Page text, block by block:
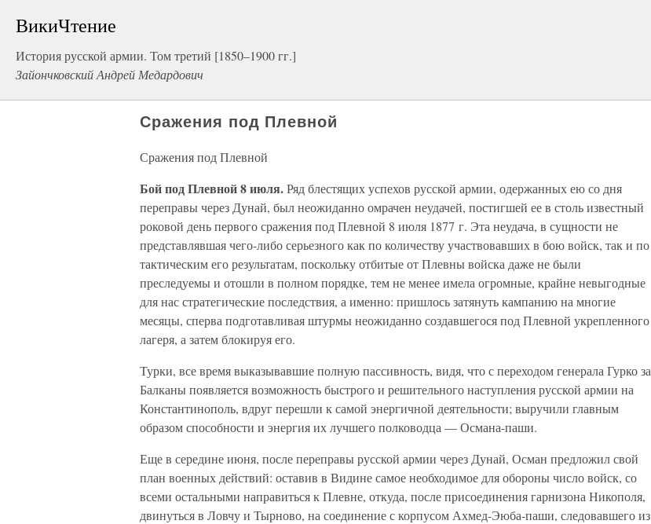
ВикиЧтение
История русской армии. Том третий [1850–1900 гг.]
Зайончковский Андрей Медардович
Сражения под Плевной
Сражения под Плевной
Бой под Плевной 8 июля.Ряд блестящих успехов русской армии, одержанных ею со дня
переправы через Дунай, был неожиданно омрачен неудачей, постигшей ее в столь известный
роковой день первого сражения под Плевной 8 июля 1877 г. Эта неудача, в сущности не
представлявшая чего-либо серьезного как по количеству участвовавших в бою войск, так и по
тактическим его результатам, поскольку отбитые от Плевны войска даже не были
преследуемы и отошли в полном порядке, тем не менее имела огромные, крайне невыгодные
для нас стратегические последствия, а именно: пришлось затянуть кампанию на многие
месяцы, сперва подготавливая штурмы неожиданно создавшегося под Плевной укрепленного
лагеря, а затем блокируя его.
Турки, все время выказывавшие полную пассивность, видя, что с переходом генерала Гурко за
Балканы появляется возможность быстрого и решительного наступления русской армии на
Константинополь, вдруг перешли к самой энергичной деятельности; выручили главным
образом способности и энергия их лучшего полководца — Османа-паши.
Еще в середине июня, после переправы русской армии через Дунай, Осман предложил свой
план военных действий: оставив в Видине самое необходимое для обороны число войск, со
всеми остальными направиться к Плевне, откуда, после присоединения гарнизона Никополя,
двинуться в Ловчу и Тырново, на соединение с корпусом Ахмед-Эюба-паши, следовавшего из